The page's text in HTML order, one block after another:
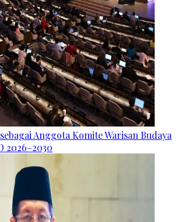
Anggota Komite Warisan Budaya
2026–2030